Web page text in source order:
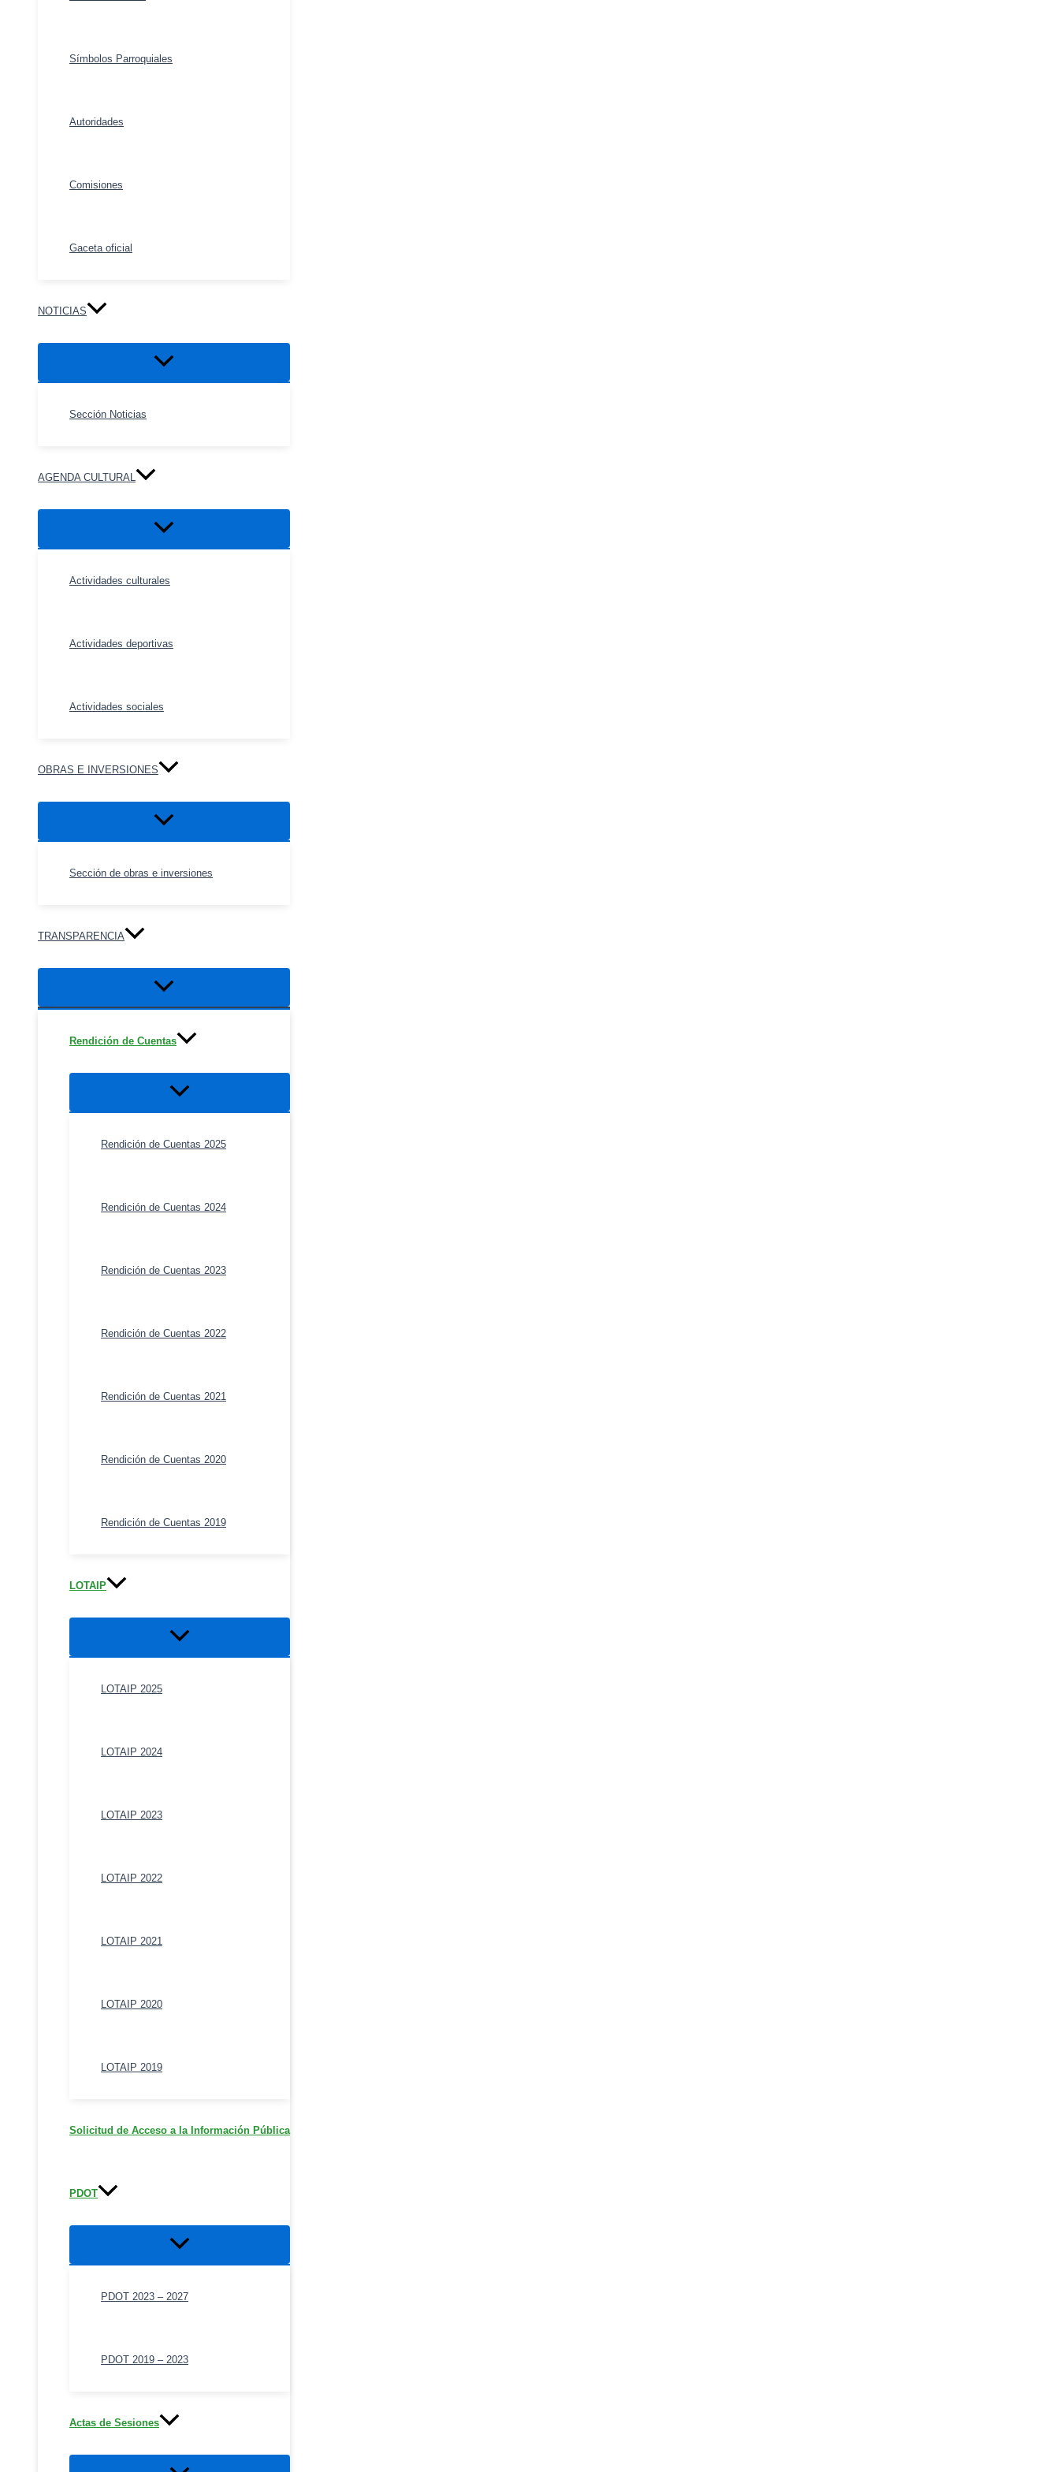
Símbolos Parroquiales
Autoridades
Comisiones
Gaceta oficial
NOTICIAS
Alternar
Sección Noticias
AGENDA CULTURAL
Alternar
Actividades culturales
Actividades deportivas
Actividades sociales
OBRAS E INVERSIONES
Alternar
Sección de obras e inversiones
TRANSPARENCIA
Alternar
Rendición de Cuentas
Alternar
Rendición de Cuentas 2025
Rendición de Cuentas 2024
Rendición de Cuentas 2023
Rendición de Cuentas 2022
Rendición de Cuentas 2021
Rendición de Cuentas 2020
Rendición de Cuentas 2019
LOTAIP
Alternar
LOTAIP 2025
LOTAIP 2024
LOTAIP 2023
LOTAIP 2022
LOTAIP 2021
LOTAIP 2020
LOTAIP 2019
Solicitud de Acceso a la Información Pública
PDOT
Alternar
PDOT 2023 – 2027
PDOT 2019 – 2023
Actas de Sesiones